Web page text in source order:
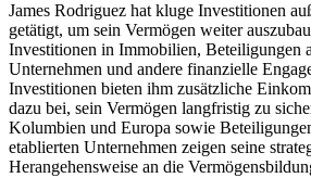
James Rodriguez hat kluge Investitionen
getätigt, um sein Vermögen weiter
Investitionen in Immobilien, Beteiligungen
Unternehmen und andere finanzielle
Investitionen bieten ihm zusätzliche
dazu bei, sein Vermögen langfristig zu
Kolumbien und Europa sowie
etablierten Unternehmen zeigen seine
Herangehensweise an die